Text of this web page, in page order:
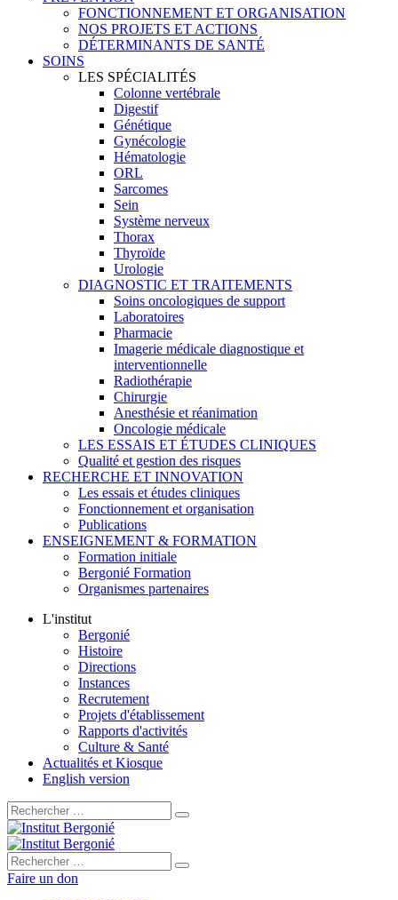
FONCTIONNEMENT ET ORGANISATION
NOS PROJETS ET ACTIONS
DÉTERMINANTS DE SANTÉ
SOINS
LES SPÉCIALITÉS
Colonne vertébrale
Digestif
Génétique
Gynécologie
Hématologie
ORL
Sarcomes
Sein
Système nerveux
Thorax
Thyroïde
Urologie
DIAGNOSTIC ET TRAITEMENTS
Soins oncologiques de support
Laboratoires
Pharmacie
Imagerie médicale diagnostique et
interventionnelle
Radiothérapie
Chirurgie
Anesthésie et réanimation
Oncologie médicale
LES ESSAIS ET ÉTUDES CLINIQUES
Qualité et gestion des risques
RECHERCHE ET INNOVATION
Les essais et études cliniques
Fonctionnement et organisation
Publications
ENSEIGNEMENT & FORMATION
Formation initiale
Bergonié Formation
Organismes partenaires
L'institut
Bergonié
Histoire
Directions
Instances
Recrutement
Projets d'établissement
Rapports d'activités
Culture & Santé
Actualités et Kiosque
English version
Rechercher :
Rechercher :
Faire un don